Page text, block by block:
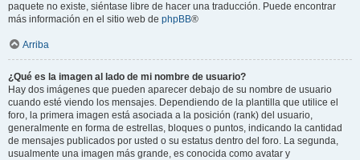
paquete no existe, siéntase libre de hacer una traducción. Puede encontrar
más información en el sitio web de phpBB®
Arriba
¿Qué es la imagen al lado de mi nombre de usuario?
Hay dos imágenes que pueden aparecer debajo de su nombre de usuario
cuando esté viendo los mensajes. Dependiendo de la plantilla que utilice el
foro, la primera imagen está asociada a la posición (rank) del usuario,
generalmente en forma de estrellas, bloques o puntos, indicando la cantidad
de mensajes publicados por usted o su estatus dentro del foro. La segunda,
usualmente una imagen más grande, es conocida como avatar y